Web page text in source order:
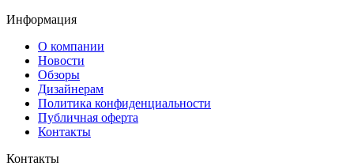
Информация
О компании
Новости
Обзоры
Дизайнерам
Политика конфиденциальности
Публичная оферта
Контакты
Контакты